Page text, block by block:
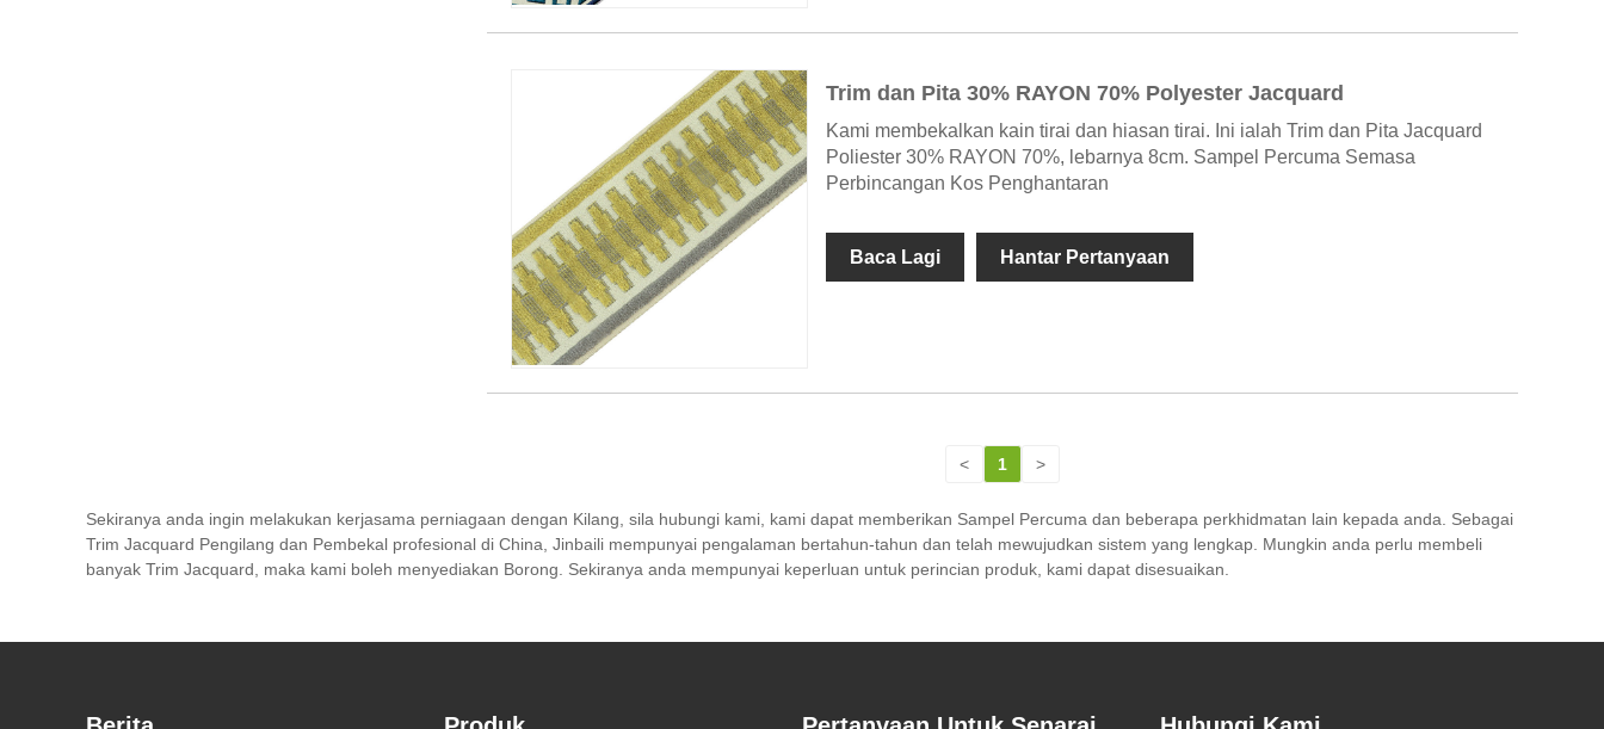
Trim dan Pita 30% RAYON 70% Polyester Jacquard
Kami membekalkan kain tirai dan hiasan tirai. Ini ialah Trim dan Pita Jacquard
Poliester 30% RAYON 70%, lebarnya 8cm. Sampel Percuma Semasa
Perbincangan Kos Penghantaran
Baca Lagi Hantar Pertanyaan
< 1 >
Sekiranya anda ingin melakukan kerjasama perniagaan dengan Kilang, sila hubungi kami, kami dapat memberikan Sampel Percuma dan beberapa perkhidmatan lain kepada anda. Sebagai
Trim Jacquard Pengilang dan Pembekal profesional di China, Jinbaili mempunyai pengalaman bertahun-tahun dan telah mewujudkan sistem yang lengkap. Mungkin anda perlu membeli
banyak Trim Jacquard, maka kami boleh menyediakan Borong. Sekiranya anda mempunyai keperluan untuk perincian produk, kami dapat disesuaikan.